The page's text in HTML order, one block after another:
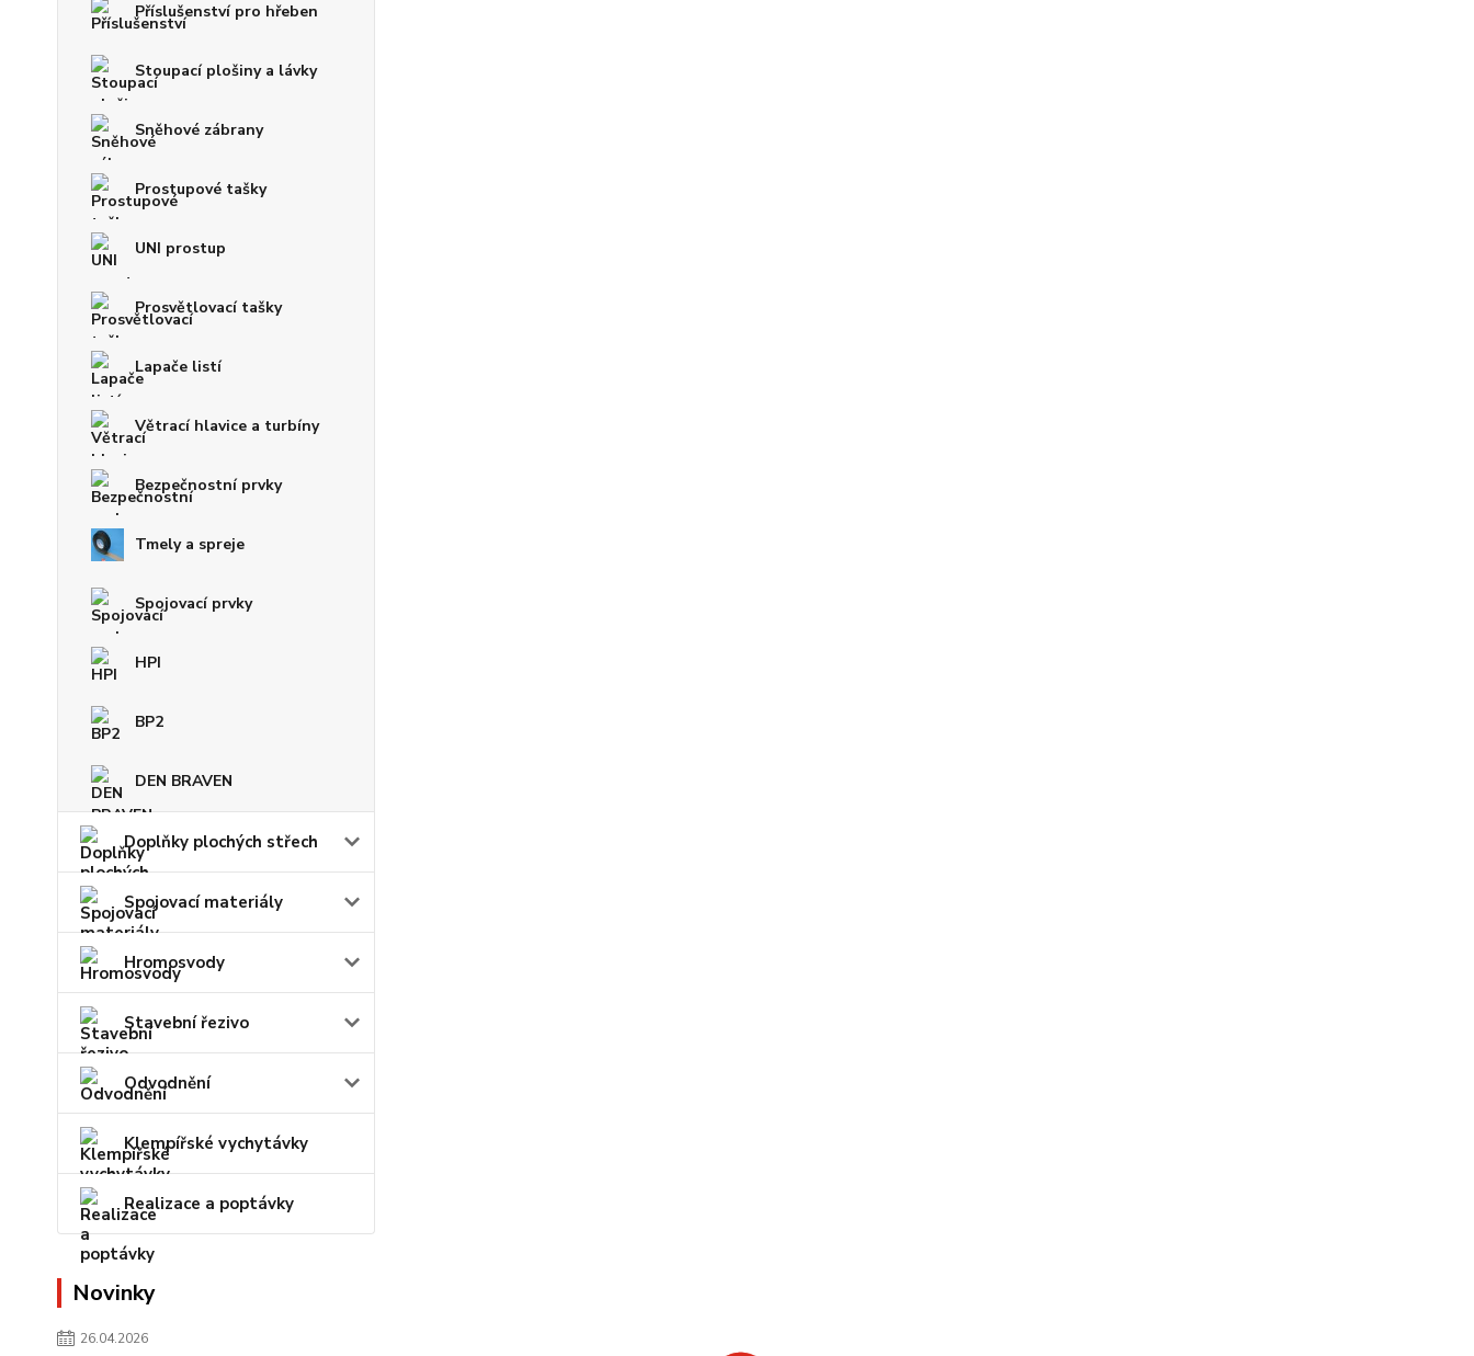
Příslušenství pro hřeben
Stoupací plošiny a lávky
Sněhové zábrany
Prostupové tašky
UNI prostup
Prosvětlovací tašky
Lapače listí
Větrací hlavice a turbíny
Bezpečnostní prvky
Tmely a spreje
Spojovací prvky
HPI
BP2
DEN BRAVEN
Doplňky plochých střech
Spojovací materiály
Hromosvody
Stavební řezivo
Odvodnění
Klempířské vychytávky
Realizace a poptávky
Novinky
26.04.2026